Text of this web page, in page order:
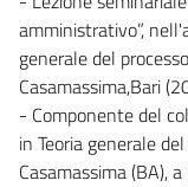
amministrativo”,
generale del
Casamassima,Bari
- Componente del
in Teoria generale
Casamassima (BA),